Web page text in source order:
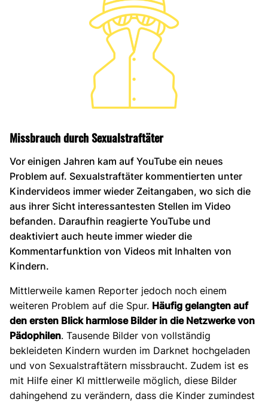
Missbrauch durch Sexualstraftäter
Vor einigen Jahren kam auf YouTube ein neues
Problem auf. Sexualstraftäter kommentierten unter
Kindervideos immer wieder Zeitangaben, wo sich die
aus ihrer Sicht interessantesten Stellen im Video
befanden. Daraufhin reagierte YouTube und
deaktiviert auch heute immer wieder die
Kommentarfunktion von Videos mit Inhalten von
Kindern.
Mittlerweile kamen Reporter jedoch noch einem
weiteren Problem auf die Spur. Häufig gelangten auf
den ersten Blick harmlose Bilder in die Netzwerke von
Pädophilen. Tausende Bilder von vollständig
bekleideten Kindern wurden im Darknet hochgeladen
und von Sexualstraftätern missbraucht. Zudem ist es
mit Hilfe einer KI mittlerweile möglich, diese Bilder
dahingehend zu verändern, dass die Kinder zumindest